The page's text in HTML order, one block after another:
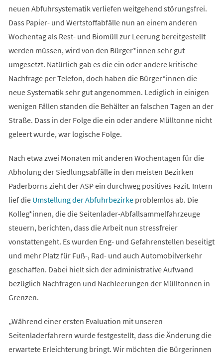
neuen Abfuhrsystematik verliefen weitgehend störungsfrei.
Dass Papier- und Wertstoffabfälle nun an einem anderen
Wochentag als Rest- und Biomüll zur Leerung bereitgestellt
werden müssen, wird von den Bürger*innen sehr gut
umgesetzt. Natürlich gab es die ein oder andere kritische
Nachfrage per Telefon, doch haben die Bürger*innen die
neue Systematik sehr gut angenommen. Lediglich in einigen
wenigen Fällen standen die Behälter an falschen Tagen an der
Straße. Dass in der Folge die ein oder andere Mülltonne nicht
geleert wurde, war logische Folge.
Nach etwa zwei Monaten mit anderen Wochentagen für die
Abholung der Siedlungsabfälle in den meisten Bezirken
Paderborns zieht der ASP ein durchweg positives Fazit. Intern
lief die Umstellung der Abfuhrbezirkeproblemlos ab. Die
Kolleg*innen, die die Seitenlader-Abfallsammelfahrzeuge
steuern, berichten, dass die Arbeit nun stressfreier
vonstattengeht. Es wurden Eng- und Gefahrenstellen beseitigt
und mehr Platz für Fuß-, Rad- und auch Automobilverkehr
geschaffen. Dabei hielt sich der administrative Aufwand
bezüglich Nachfragen und Nachleerungen der Mülltonnen in
Grenzen.
„Während einer ersten Evaluation mit unseren
Seitenladerfahrern wurde festgestellt, dass die Änderung die
erwartete Erleichterung bringt. Wir möchten die Bürgerinnen